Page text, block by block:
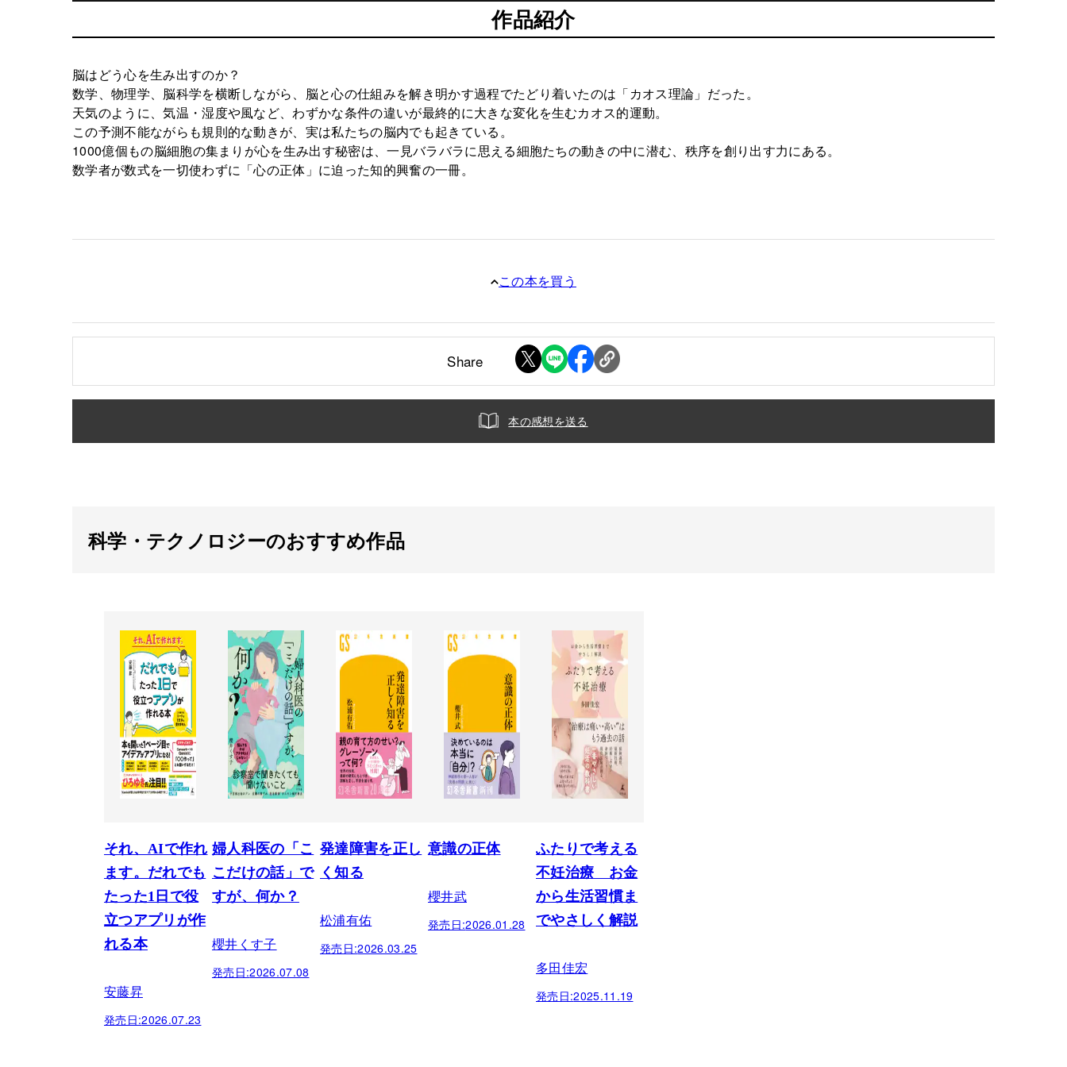
作品紹介
脳はどう心を生み出すのか？
数学、物理学、脳科学を横断しながら、脳と心の仕組みを解き明かす過程でたどり着いたのは「カオス理論」だった。
天気のように、気温・湿度や風など、わずかな条件の違いが最終的に大きな変化を生むカオス的運動。
この予測不能ながらも規則的な動きが、実は私たちの脳内でも起きている。
1000億個もの脳細胞の集まりが心を生み出す秘密は、一見バラバラに思える細胞たちの動きの中に潜む、秩序を創り出す力にある。
数学者が数式を一切使わずに「心の正体」に迫った知的興奮の一冊。
この本を買う
Share
本の感想を送る
科学・テクノロジーのおすすめ作品
それ、AIで作れ
ます。だれでも
たった1日で役
立つアプリが作
れる本
安藤昇
発売日:2026.07.23
婦人科医の「こ
こだけの話」で
すが、何か？
櫻井くす子
発売日:2026.07.08
発達障害を正し
く知る
松浦有佑
発売日:2026.03.25
意識の正体
櫻井武
発売日:2026.01.28
ふたりで考える
不妊治療 お金
から生活習慣ま
でやさしく解説
多田佳宏
発売日:2025.11.19